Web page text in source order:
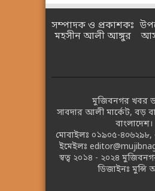
সম্পাদক ও প্রকাশকঃ
মহসীন আলী আঙ্গুর
মুজিবনগর খবর
সাবদার আলী মার্কেট, বড়
বাংলাদেশ।
মোবাইলঃ ০১৯০৫-৪০৬২৯৮,
ইমেইলঃ
স্বত্ব ২০১৪ - ২০২৪
ডিজাইনঃ মুন্সি